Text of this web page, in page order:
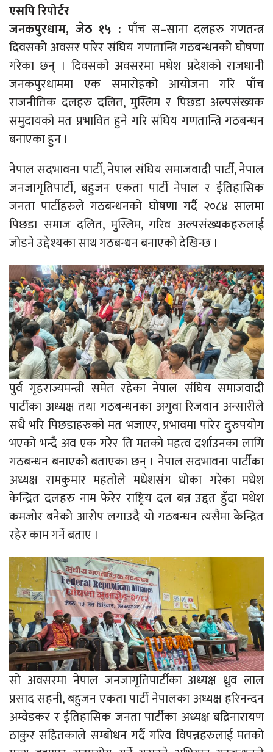
एसपि रिपोर्टर
जनकपुरधाम, जेठ १५ : पाँच स–साना दलहरु गणतन्त्र
दिवसको अवसर पारेर संघिय गणतान्त्रि गठबन्धनको घोषणा
गरेका छन् । दिवसको अवसरमा मधेश प्रदेशको राजधानी
जनकपुरधाममा एक समारोहको आयोजना गरि पाँच
राजनीतिक दलहरु दलित, मुस्लिम र पिछडा अल्पसंख्यक
समुदायको मत प्रभावित हुने गरि संघिय गणतान्त्रि गठबन्धन
बनाएका हुन ।
नेपाल सदभावना पार्टी, नेपाल संघिय समाजवादी पार्टी, नेपाल
जनजागृतिपार्टी, बहुजन एकता पार्टी नेपाल र ईतिहासिक
जनता पार्टीहरुले गठबन्धनको घोषणा गर्दै २०८४ सालमा
पिछडा समाज दलित, मुस्लिम, गरिव अल्पसंख्यकहरुलाई
जोडने उद्देश्यका साथ गठबन्धन बनाएको देखिन्छ ।
पुर्व गृहराज्यमन्त्री समेत रहेका नेपाल संघिय समाजवादी
पार्टीका अध्यक्ष तथा गठबन्धनका अगुवा रिजवान अन्सारीले
सधै भरि पिछडाहरुको मत भजाएर, प्रभावमा पारेर दुरुपयोग
भएको भन्दै अव एक गरेर ति मतको महत्व दर्शाउनका लागि
गठबन्धन बनाएको बताएका छन् । नेपाल सदभावना पार्टीका
अध्यक्ष रामकुमार महतोले मधेशसंग धोका गरेका मधेश
केन्द्रित दलहरु नाम फेरेर राष्ट्रिय दल बन्न उद्दत हुँदा मधेश
कमजोर बनेको आरोप लगाउदै यो गठबन्धन त्यसैमा केन्द्रित
रहेर काम गर्ने बताए ।
सो अवसरमा नेपाल जनजागृतिपार्टीका अध्यक्ष ध्रुव लाल
प्रसाद सहनी, बहुजन एकता पार्टी नेपालका अध्यक्ष हरिनन्दन
अम्वेडकर र ईतिहासिक जनता पार्टीका अध्यक्ष बद्रिनारायण
ठाकुर सहितकाले सम्बोधन गर्दै गरिव विपन्नहरुलाई मतको